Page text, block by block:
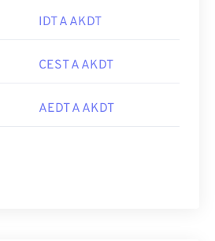
IDT A AKDT
CEST A AKDT
AEDT A AKDT